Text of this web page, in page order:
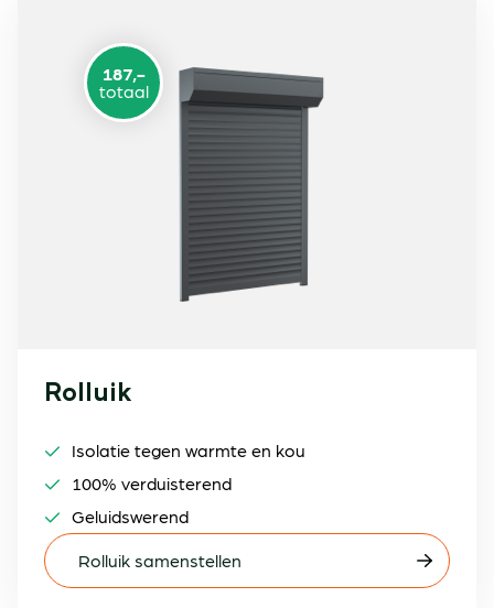
totaal
187,-
Rolluik
Isolatie tegen warmte en kou
100% verduisterend
Geluidswerend
Rolluik samenstellen